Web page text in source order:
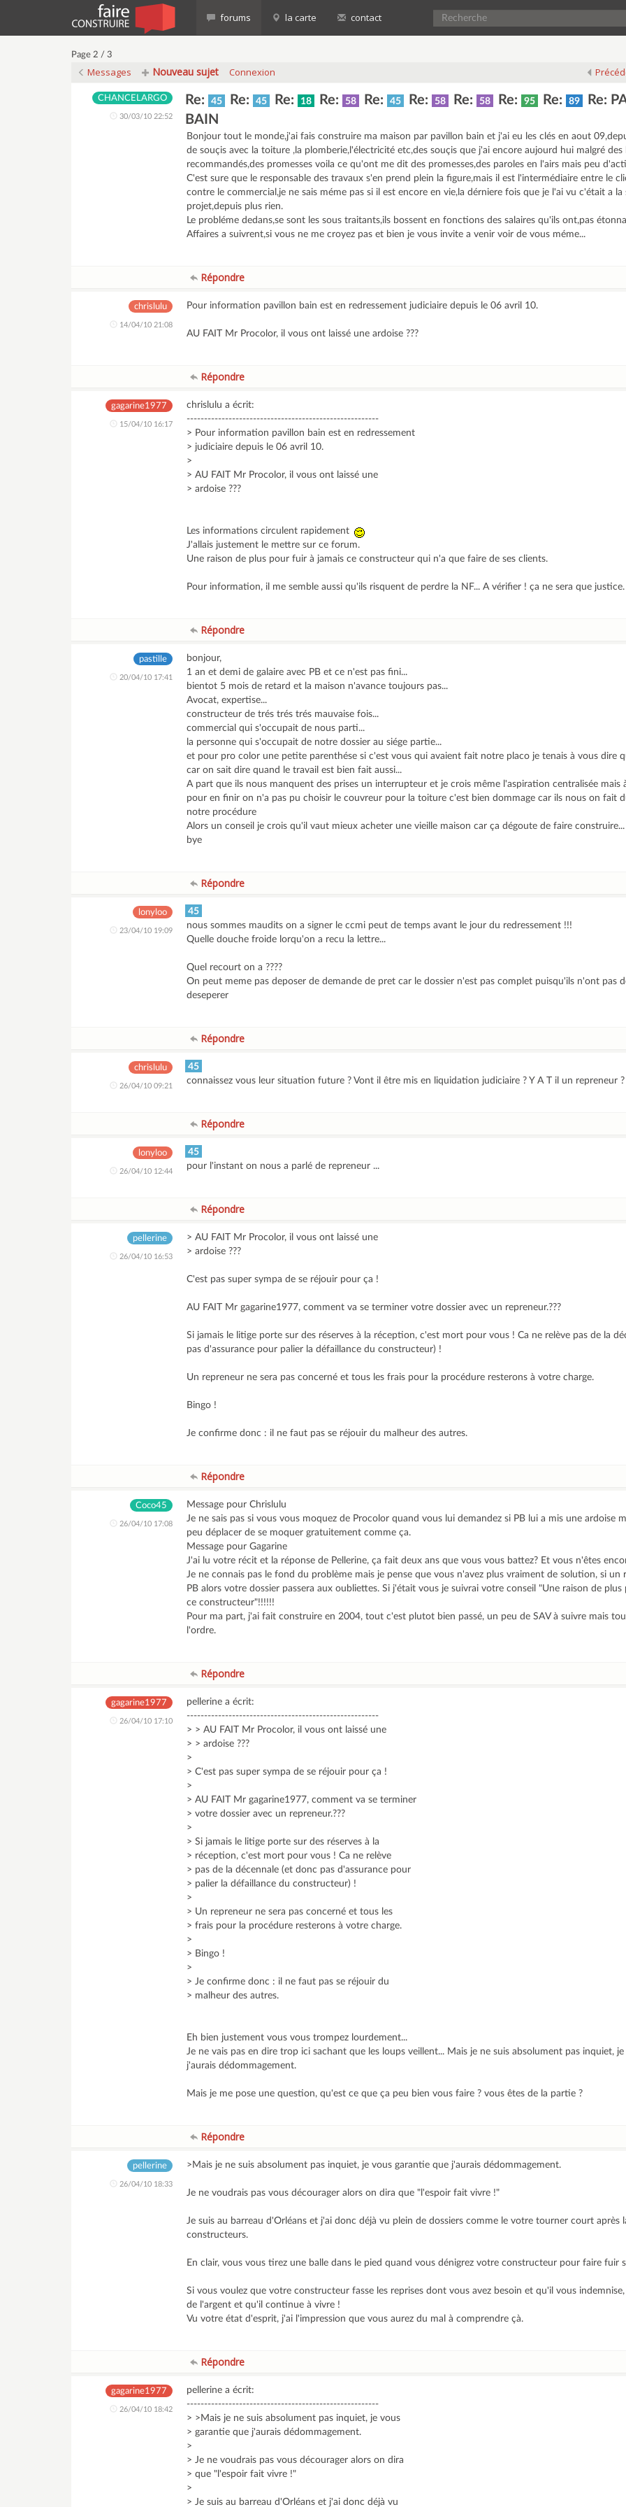
forums la carte contact
Page 2 / 3
Messages Nouveau sujet Connexion
CHANCELARGO
30/03/10 22:52
Re: 45 Re: 45 Re: 18 Re: 58 Re: 45 Re: 58 Re: 58 Re: 95 Re: 89
Re:
BAIN
Bonjour tout le monde,j'ai fais construire ma maison par pavillon bain et j'ai eu les clés en aout
de souçis avec la toiture ,la plomberie,l'électricité etc,des souçis que j'ai encore aujourd hui malgré des
recommandés,des promesses voila ce qu'ont me dit des promesses,des paroles en l'airs mais peu
C'est sure que le responsable des travaux s'en prend plein la figure,mais il est l'intermédiaire entre le
contre le commercial,je ne sais méme pas si il est encore en vie,la dérniere fois que je l'ai vu c'était a la
projet,depuis plus rien.
Le probléme dedans,se sont les sous traitants,ils bossent en fonctions des salaires qu'ils ont,pas
Affaires a suivrent,si vous ne me croyez pas et bien je vous invite a venir voir de vous méme...
Répondre
chrislulu
14/04/10 21:08
Pour information pavillon bain est en redressement judiciaire depuis le 06 avril 10.
AU FAIT Mr Procolor, il vous ont laissé une ardoise ???
Répondre
gagarine1977
15/04/10 16:17
chrislulu a écrit:
-------------------------------------------------------
> Pour information pavillon bain est en redressement
> judiciaire depuis le 06 avril 10.
>
> AU FAIT Mr Procolor, il vous ont laissé une
> ardoise ???
Les informations circulent rapidement
J'allais justement le mettre sur ce forum.
Une raison de plus pour fuir à jamais ce constructeur qui n'a que faire de ses clients.
Pour information, il me semble aussi qu'ils risquent de perdre la NF... A vérifier ! ça ne sera que justice.
Répondre
pastille
20/04/10 17:41
bonjour,
1 an et demi de galaire avec PB et ce n'est pas fini...
bientot 5 mois de retard et la maison n'avance toujours pas...
Avocat, expertise...
constructeur de trés trés trés mauvaise fois...
commercial qui s'occupait de nous parti...
la personne qui s'occupait de notre dossier au siége partie...
et pour pro color une petite parenthése si c'est vous qui avaient fait notre placo je tenais à vous dire
car on sait dire quand le travail est bien fait aussi...
A part que ils nous manquent des prises un interrupteur et je crois même l'aspiration centralisée mais
pour en finir on n'a pas pu choisir le couvreur pour la toiture c'est bien dommage car ils nous on fait
notre procédure
Alors un conseil je crois qu'il vaut mieux acheter une vieille maison car ça dégoute de faire construire...
bye
Répondre
lonyloo
23/04/10 19:09
45
nous sommes maudits on a signer le ccmi peut de temps avant le jour du redressement !!!
Quelle douche froide lorqu'on a recu la lettre...
Quel recourt on a ????
On peut meme pas deposer de demande de pret car le dossier n'est pas complet puisqu'ils n'ont pas
deseperer
Répondre
chrislulu
26/04/10 09:21
45
connaissez vous leur situation future ? Vont il être mis en liquidation judiciaire ? Y A T il un repreneur ?
Répondre
lonyloo
26/04/10 12:44
45
pour l'instant on nous a parlé de repreneur ...
Répondre
pellerine
26/04/10 16:53
> AU FAIT Mr Procolor, il vous ont laissé une
> ardoise ???
C'est pas super sympa de se réjouir pour ça !
AU FAIT Mr gagarine1977, comment va se terminer votre dossier avec un repreneur.???
Si jamais le litige porte sur des réserves à la réception, c'est mort pour vous ! Ca ne relève pas de la
pas d'assurance pour palier la défaillance du constructeur) !
Un repreneur ne sera pas concerné et tous les frais pour la procédure resterons à votre charge.
Bingo !
Je confirme donc : il ne faut pas se réjouir du malheur des autres.
Répondre
Coco45
26/04/10 17:08
Message pour Chrislulu
Je ne sais pas si vous vous moquez de Procolor quand vous lui demandez si PB lui a mis une ardoise
peu déplacer de se moquer gratuitement comme ça.
Message pour Gagarine
J'ai lu votre récit et la réponse de Pellerine, ça fait deux ans que vous vous battez? Et vous n'êtes
Je ne connais pas le fond du problème mais je pense que vous n'avez plus vraiment de solution, si un
PB alors votre dossier passera aux oubliettes. Si j'était vous je suivrai votre conseil "Une raison de
ce constructeur"!!!!!!
Pour ma part, j'ai fait construire en 2004, tout c'est plutot bien passé, un peu de SAV à suivre mais
l'ordre.
Répondre
gagarine1977
26/04/10 17:10
pellerine a écrit:
-------------------------------------------------------
> > AU FAIT Mr Procolor, il vous ont laissé une
> > ardoise ???
>
> C'est pas super sympa de se réjouir pour ça !
>
> AU FAIT Mr gagarine1977, comment va se terminer
> votre dossier avec un repreneur.???
>
> Si jamais le litige porte sur des réserves à la
> réception, c'est mort pour vous ! Ca ne relève
> pas de la décennale (et donc pas d'assurance pour
> palier la défaillance du constructeur) !
>
> Un repreneur ne sera pas concerné et tous les
> frais pour la procédure resterons à votre charge.
>
> Bingo !
>
> Je confirme donc : il ne faut pas se réjouir du
> malheur des autres.
Eh bien justement vous vous trompez lourdement...
Je ne vais pas en dire trop ici sachant que les loups veillent... Mais je ne suis absolument pas inquiet,
j'aurais dédommagement.
Mais je me pose une question, qu'est ce que ça peu bien vous faire ? vous êtes de la partie ?
Répondre
pellerine
26/04/10 18:33
>Mais je ne suis absolument pas inquiet, je vous garantie que j'aurais dédommagement.
Je ne voudrais pas vous décourager alors on dira que "l'espoir fait vivre !"
Je suis au barreau d'Orléans et j'ai donc déjà vu plein de dossiers comme le votre tourner court après
constructeurs.
En clair, vous vous tirez une balle dans le pied quand vous dénigrez votre constructeur pour faire fuir
Si vous voulez que votre constructeur fasse les reprises dont vous avez besoin et qu'il vous
de l'argent et qu'il continue à vivre !
Vu votre état d'esprit, j'ai l'impression que vous aurez du mal à comprendre çà.
Répondre
gagarine1977
26/04/10 18:42
pellerine a écrit:
-------------------------------------------------------
> >Mais je ne suis absolument pas inquiet, je vous
> garantie que j'aurais dédommagement.
>
> Je ne voudrais pas vous décourager alors on dira
> que "l'espoir fait vivre !"
>
> Je suis au barreau d'Orléans et j'ai donc déjà vu